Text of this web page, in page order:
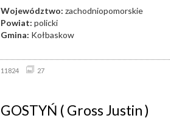
Województwo: zachodniopomorskie
Powiat: policki
Gmina: Kołbaskow
11824 27
GOSTYŃ ( Gross Justin )